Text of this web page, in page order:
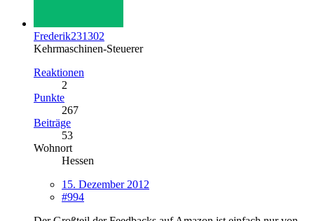
Frederik231302
Kehrmaschinen-Steuerer
Reaktionen
2
Punkte
267
Beiträge
53
Wohnort
Hessen
15. Dezember 2012
#994